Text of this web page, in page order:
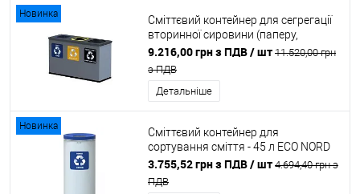
Новинка
Сміттєвий контейнер для сегрегації
вторинної сировини (паперу,
металу, пластику та змішаних
відходів) - 3х12 літрів ALDA EKO
STATION MINI
9.216,00 грн з ПДВ/ шт 11.520,00 грн
з ПДВ
Детальніше
Новинка
Сміттєвий контейнер для
сортування сміття - 45 л ECO NORD
LINE 45л niebieski RAL 5002
3.755,52 грн з ПДВ/ шт 4.694,40 грн з
ПДВ